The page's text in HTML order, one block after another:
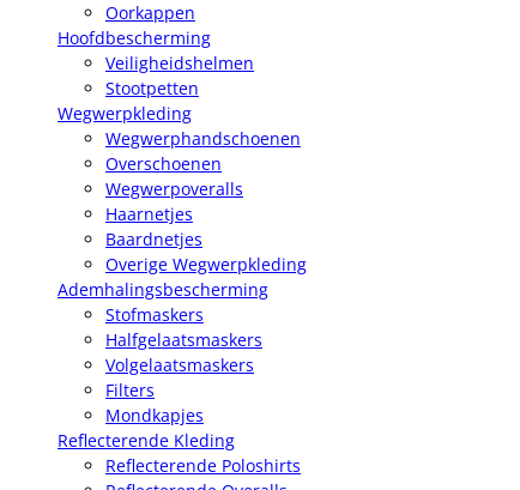
Oorkappen
Hoofdbescherming
Veiligheidshelmen
Stootpetten
Wegwerpkleding
Wegwerphandschoenen
Overschoenen
Wegwerpoveralls
Haarnetjes
Baardnetjes
Overige Wegwerpkleding
Ademhalingsbescherming
Stofmaskers
Halfgelaatsmaskers
Volgelaatsmaskers
Filters
Mondkapjes
Reflecterende Kleding
Reflecterende Poloshirts